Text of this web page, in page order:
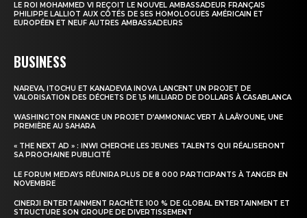
LE ROI MOHAMMED VI REÇOIT LE NOUVEL AMBASSADEUR FRANÇAIS
PHILIPPE LALLIOT AUX CÔTÉS DE SES HOMOLOGUES AMÉRICAIN ET
EUROPÉEN ET NEUF AUTRES AMBASSADEURS
BUSINESS
NAREVA, ITOCHU ET KANADEVIA INOVA LANCENT UN PROJET DE
VALORISATION DES DÉCHETS DE 1,5 MILLIARD DE DOLLARS À CASABLANCA
WASHINGTON FINANCE UN PROJET D’AMMONIAC VERT À LAÂYOUNE, UNE
PREMIÈRE AU SAHARA
« THE NEXT AD » : INWI CHERCHE LES JEUNES TALENTS QUI RÉALISERONT
SA PROCHAINE PUBLICITÉ
LE FORUM MEDAYS RÉUNIRA PLUS DE 8 000 PARTICIPANTS À TANGER EN
NOVEMBRE
CINERJI ENTERTAINMENT RACHÈTE 100 % DE GLOBAL ENTERTAINMENT ET
STRUCTURE SON GROUPE DE DIVERTISSEMENT